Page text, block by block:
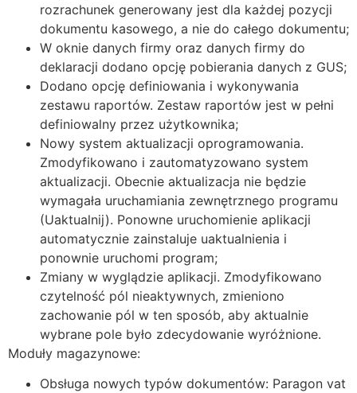
rozrachunek generowany jest dla każdej pozycji
dokumentu kasowego, a nie do całego dokumentu;
W oknie danych firmy oraz danych firmy do
deklaracji dodano opcję pobierania danych z GUS;
Dodano opcję definiowania i wykonywania
zestawu raportów. Zestaw raportów jest w pełni
definiowalny przez użytkownika;
Nowy system aktualizacji oprogramowania.
Zmodyfikowano i zautomatyzowano system
aktualizacji. Obecnie aktualizacja nie będzie
wymagała uruchamiania zewnętrznego programu
(Uaktualnij). Ponowne uruchomienie aplikacji
automatycznie zainstaluje uaktualnienia i
ponownie uruchomi program;
Zmiany w wyglądzie aplikacji. Zmodyfikowano
czytelność pól nieaktywnych, zmieniono
zachowanie pól w ten sposób, aby aktualnie
wybrane pole było zdecydowanie wyróżnione.
Moduły magazynowe:
Obsługa nowych typów dokumentów: Paragon vat